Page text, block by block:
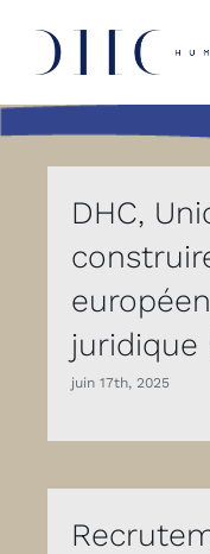
content
DHC,
juridique
juin 17th, 2025